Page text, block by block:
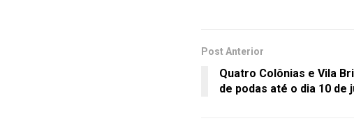
Post Anterior
Quatro Colônias e Vila
de podas até o dia 10 de